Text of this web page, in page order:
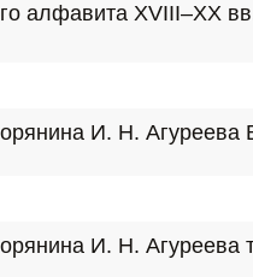
алфавита XVIII–XX
И. Н.
И. Н.